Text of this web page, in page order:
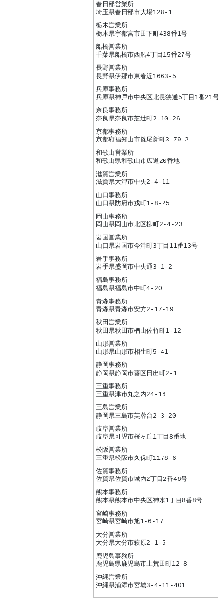
春日部営業所
埼玉県春日部市大場128-1
栃木営業所
栃木県宇都宮市田下町438番1号
船橋営業所
千葉県船橋市西船4丁目15番27号
長野営業所
長野県伊那市東春近1663-5
兵庫事務所
兵庫県神戸市中央区北長狭通5丁目1番21
奈良事務所
奈良県奈良市芝辻町2-10-26
京都事務所
京都府福知山市篠尾新町3-79-2
和歌山営業所
和歌山県和歌山市広道20番地
滋賀営業所
滋賀県大津市中央2-4-11
山口事務所
山口県防府市戎町1-8-25
岡山事務所
岡山県岡山市北区柳町2-4-23
岩国営業所
山口県岩国市今津町3丁目11番13号
岩手事務所
岩手県盛岡市中央通3-1-2
福島事務所
福島県福島市中町4-20
青森事務所
青森県青森市安方2-17-19
秋田営業所
秋田県秋田市楢山佐竹町1-12
山形営業所
山形県山形市相生町5-41
静岡事務所
静岡県静岡市葵区日出町2-1
三重事務所
三重県津市丸之内24-16
三島営業所
静岡県三島市芙蓉台2-3-20
岐阜営業所
岐阜県可児市桜ヶ丘1丁目8番地
松阪営業所
三重県松阪市久保町1178-6
佐賀事務所
佐賀県佐賀市城内2丁目2番46号
熊本事務所
熊本県熊本市中央区神水1丁目8番8号
宮崎事務所
宮崎県宮崎市旭1-6-17
大分営業所
大分県大分市萩原2-1-5
鹿児島事務所
鹿児島県鹿児島市上荒田町12-8
沖縄営業所
沖縄県浦添市宮城3-4-11-401